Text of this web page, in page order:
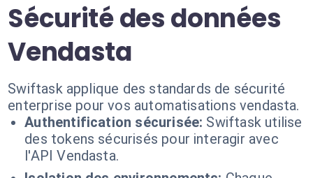
Sécurité des données
Vendasta
Swiftask applique des standards de sécurité
enterprise pour vos automatisations vendasta.
Authentification sécurisée: Swiftask utilise
des tokens sécurisés pour interagir avec
l'API Vendasta.